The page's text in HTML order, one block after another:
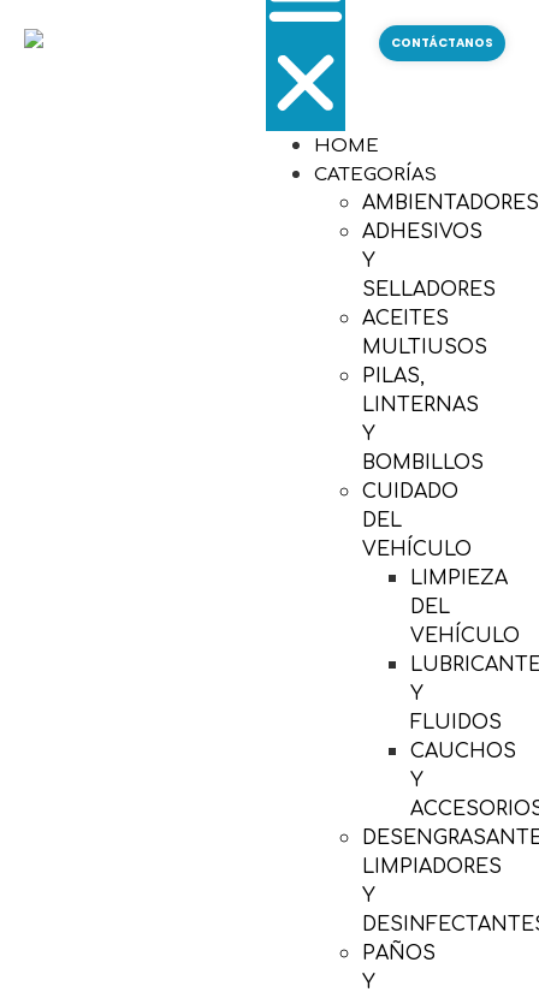
HOME
CATEGORÍAS
AMBIENTADORES
ADHESIVOS
Y
SELLADORES
ACEITES
MULTIUSOS
PILAS,
LINTERNAS
Y
BOMBILLOS
CUIDADO
DEL
VEHÍCULO
LIMPIEZA
DEL
VEHÍCULO
Y
FLUIDOS
CAUCHOS
Y
LIMPIADORES
Y
PAÑOS
Y
CONTÁCTANOS